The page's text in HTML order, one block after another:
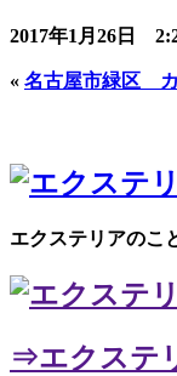
2017年1月26日
« 名古屋市緑区
エクステリアのこ
⇒エクステ